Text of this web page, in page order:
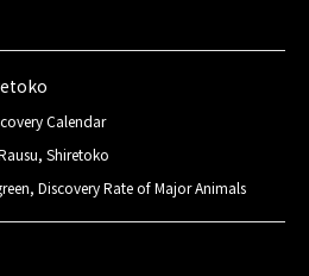
Calendar
Shiretoko
Discovery Rate of Major Animals